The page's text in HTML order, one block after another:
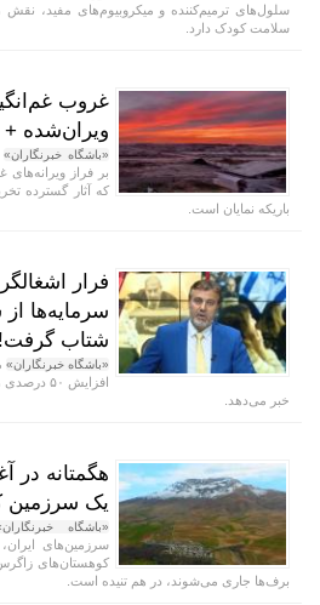
سلول‌های ترمیم‌کننده و میکروبیوم‌های مفید،
سلامت کودک دارد.
غروب
ویران‌شده +
«باشگاه خبرنگاران»
بر فراز
که آثار گسترده
باریکه نمایان است.
فرار
سرمایه‌ها
شتاب گرفت!
«باشگاه خبرنگاران»
افزایش
خبر می‌دهد.
هگمتانه در
یک سرزمین
«باشگاه
سرزمین‌های
کوهستان‌های
برف‌ها جاری می‌شوند، در هم تنیده است.